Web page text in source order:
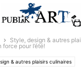
Style, design & autres
pour l’été!
& autres plaisirs culinaires